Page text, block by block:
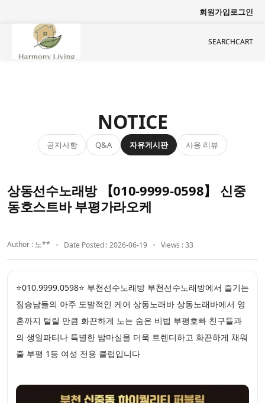
회원가입로그인
SEARCHCART
NOTICE
공지사항 Q&A 자유게시판 사용 리뷰
상동선수노래방 【010-9999-0598】 신중
동호스트바 부평가라오케
Author : 노** Date Posted : 2026-06-19 Views : 33
⭐010.9999.0598⭐ 부천선수노래방 부천선수노래방에서 즐기는
짐승남들의 아주 도발적인 케어 상동노래바 상동노래바에서 영
혼까지 털릴 만큼 화끈하게 노는 숨은 비법 부평호빠 친구들과
의 생일파티나 특별한 밤마실을 더욱 트렌디하고 화끈하게 채워
줄 부평 1등 여성 전용 클럽입니다